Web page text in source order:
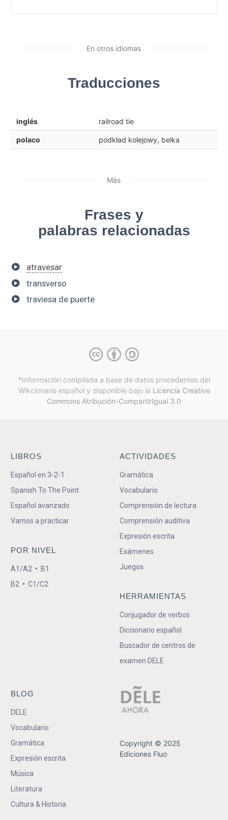
En otros idiomas
Traducciones
inglés railroad tie
polaco podkład kolejowy, belka
Más
Frases y
palabras relacionadas
atravesar
transverso
traviesa de puerte
*Información compilada a base de datos procedentes del
Wikcionario español y disponible bajo la Licencia Creative
Commons Atribución-CompartirIgual 3.0
LIBROS
Español en 3-2-1
Spanish To The Point
Español avanzado
Vamos a practicar
POR NIVEL
A1/A2 • B1
B2 • C1/C2
ACTIVIDADES
Gramática
Vocabulario
Comprensión de lectura
Comprensión auditiva
Expresión escrita
Exámenes
Juegos
HERRAMIENTAS
Conjugador de verbos
Diccionario español
Buscador de centros de
examen DELE
BLOG
DELE
Vocabulario
Gramática
Expresión escrita
Música
Literatura
Cultura & Historia
Copyright © 2025
Ediciones Fluo